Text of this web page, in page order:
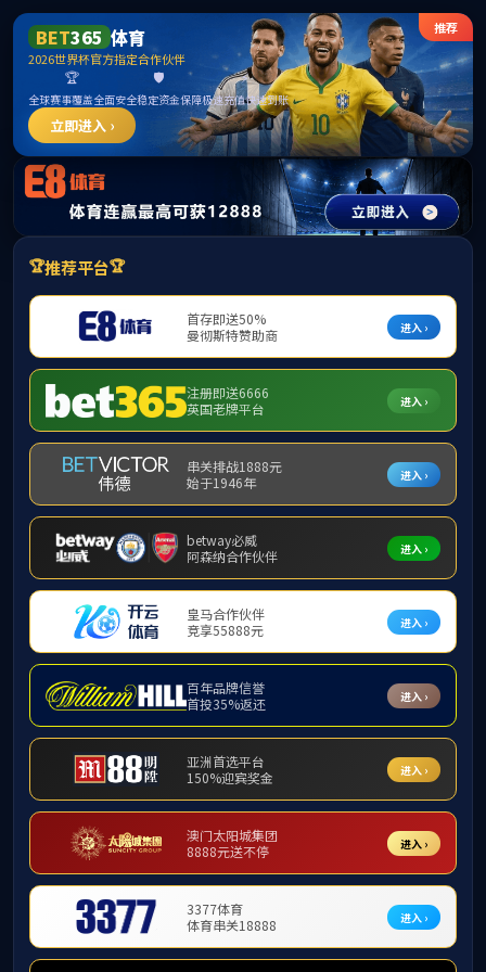
首页 学院概况
院长信箱
乐玩lewin-乐玩国际
党建
工会
团委
2012-11
基础工会
3月22日,学校
平凡中的
各位尊敬的
06 部分书画
书法 孔天瀚